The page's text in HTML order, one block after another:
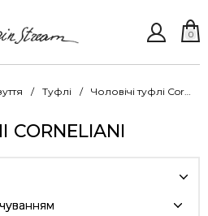
0
Туфлі Чоловічі туфлі Corneliani